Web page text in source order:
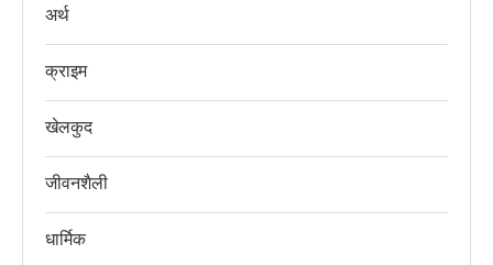
अर्थ
क्राइम
खेलकुद
जीवनशैली
धार्मिक